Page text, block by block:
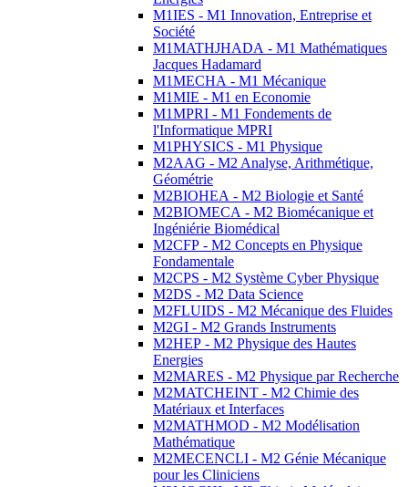
M1IES - M1 Innovation, Entreprise et
Société
M1MATHJHADA - M1 Mathématiques
Jacques Hadamard
M1MECHA - M1 Mécanique
M1MIE - M1 en Economie
M1MPRI - M1 Fondements de
l'Informatique MPRI
M1PHYSICS - M1 Physique
M2AAG - M2 Analyse, Arithmétique,
Géométrie
M2BIOHEA - M2 Biologie et Santé
M2BIOMECA - M2 Biomécanique et
Ingéniérie Biomédical
M2CFP - M2 Concepts en Physique
Fondamentale
M2CPS - M2 Système Cyber Physique
M2DS - M2 Data Science
M2FLUIDS - M2 Mécanique des Fluides
M2GI - M2 Grands Instruments
M2HEP - M2 Physique des Hautes
Energies
M2MARES - M2 Physique par Recherche
M2MATCHEINT - M2 Chimie des
Matériaux et Interfaces
M2MATHMOD - M2 Modélisation
Mathématique
M2MECENCLI - M2 Génie Mécanique
pour les Cliniciens